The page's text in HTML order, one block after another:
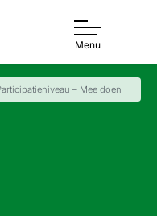
Menu
– Mee doen